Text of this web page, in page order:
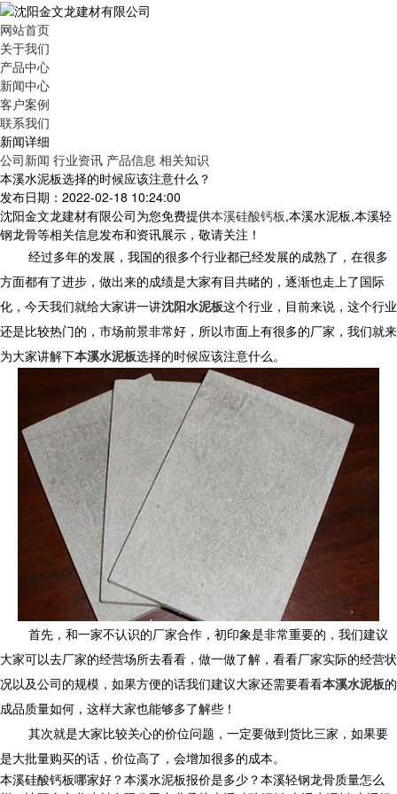
网站首页
关于我们
产品中心
新闻中心
客户案例
联系我们
新闻详细
公司新闻 行业资讯 产品信息 相关知识
本溪水泥板选择的时候应该注意什么？
发布日期：2022-02-18 10:24:00
沈阳金文龙建材有限公司为您免费提供本溪硅酸钙板,本溪水泥板,本溪轻
钢龙骨等相关信息发布和资讯展示，敬请关注！
经过多年的发展，我国的很多个行业都已经发展的成熟了，在很多
方面都有了进步，做出来的成绩是大家有目共睹的，逐渐也走上了国际
化，今天我们就给大家讲一讲沈阳水泥板这个行业，目前来说，这个行业
还是比较热门的，市场前景非常好，所以市面上有很多的厂家，我们就来
为大家讲解下本溪水泥板选择的时候应该注意什么。
首先，和一家不认识的厂家合作，初印象是非常重要的，我们建议
大家可以去厂家的经营场所去看看，做一做了解，看看厂家实际的经营状
况以及公司的规模，如果方便的话我们建议大家还需要看看本溪水泥板的
成品质量如何，这样大家也能够多了解些！
其次就是大家比较关心的价位问题，一定要做到货比三家，如果要
是大批量购买的话，价位高了，会增加很多的成本。
本溪硅酸钙板哪家好？本溪水泥板报价是多少？本溪轻钢龙骨质量怎么